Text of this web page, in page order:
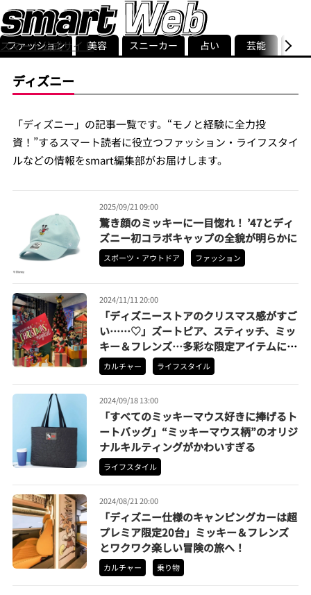
スマート公式サイト
smart最新号
記事一覧ランキング
ストリ
ファッション 美容 スニーカー 占い 芸能 グル
ディズニー
「ディズニー」の記事一覧です。“モノと経験に全力投
資！”するスマート読者に役立つファッション・ライフスタイ
ルなどの情報をsmart編集部がお届けします。
2025/09/21 09:00
驚き顔のミッキーに一目惚れ！ ’47とディ
ズニー初コラボキャップの全貌が明らかに
スポーツ・アウトドア ファッション
2024/11/11 20:00
「ディズニーストアのクリスマス感がすご
い……♡」ズートピア、スティッチ、ミッ
キー＆フレンズ…多彩な限定アイテムにも
注目してみた
カルチャー ライフスタイル
2024/09/18 13:00
「すべてのミッキーマウス好きに捧げるト
ートバッグ」“ミッキーマウス柄”のオリジ
ナルキルティングがかわいすぎる
ライフスタイル
2024/08/21 20:00
「ディズニー仕様のキャンピングカーは超
プレミア限定20台」ミッキー＆フレンズ
とワクワク楽しい冒険の旅へ！
カルチャー 乗り物